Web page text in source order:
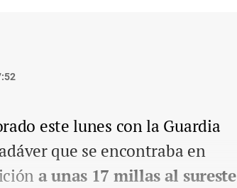
este lunes con la Guardia
que se encontraba en
a unas 17 millas al sureste